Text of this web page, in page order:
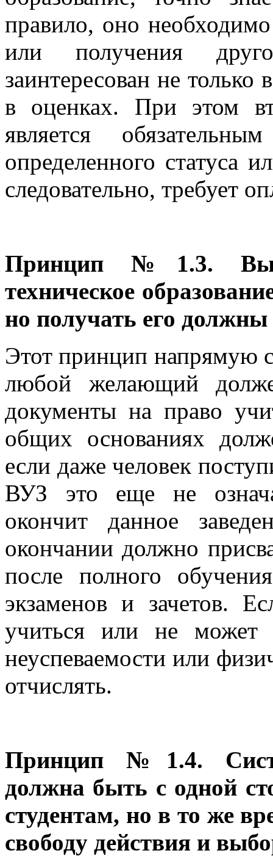
правило, оно
или получения
заинтересован не
в оценках. При этом
является
определенного статуса
следовательно, требует
Принцип №1.3.
техническое
но получать его
Этот принцип напрямую
любой желающий
документы на право
общих основаниях
если даже человек
ВУЗ это еще не
окончит данное
окончании должно
после полного
экзаменов и зачетов.
учиться или не может
неуспеваемости или
отчислять.
Принцип №1.4.
должна быть с одной
студентам, но в то же
свободу действия и